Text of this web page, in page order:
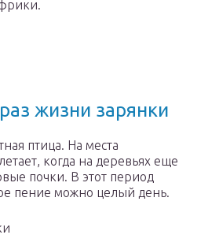
жизни зарянки
птица. На места
когда на деревьях еще
почки. В этот период
пение можно целый день.